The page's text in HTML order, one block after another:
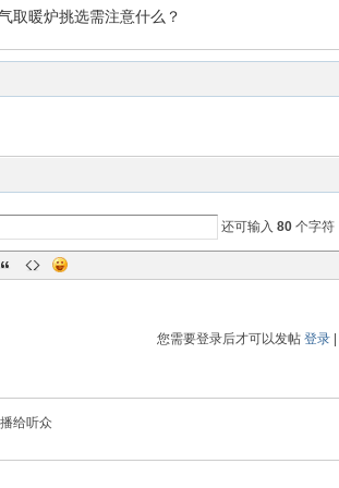
取暖炉挑选需注意什么？
还可输入 80 个字符
您需要登录后才可以发帖 登录
给听众